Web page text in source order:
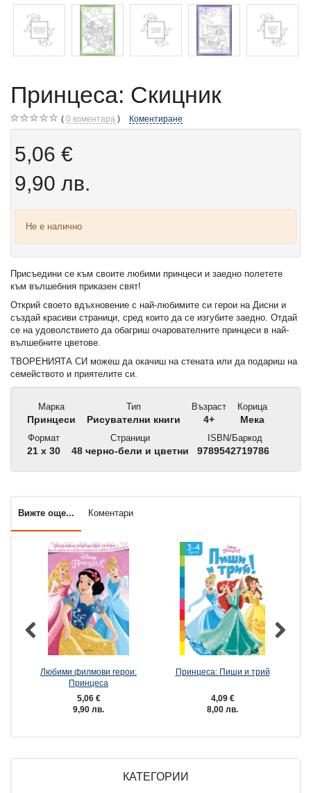
Принцеса: Скицник
0 коментара Коментиране
5,06 €
9,90 лв.
Не е налично
Присъедини се към своите любими принцеси и заедно полетете
към вълшебния приказен свят!
Открий своето вдъхновение с най-любимите си герои на Дисни и
създай красиви страници, сред които да се изгубите заедно. Отдай
се на удоволствието да обагриш очарователните принцеси в най-
вълшебните цветове.
ТВОРЕНИЯТА СИ можеш да окачиш на стената или да подариш на
семейството и приятелите си.
Марка
Принцеси
Тип
Рисувателни книги
Възраст
4+
Корица
Мека
Формат
21 x 30
Страници
48 черно-бели и цветни
ISBN/Баркод
9789542719786
Вижте още... Коментари
Любими филмови герои:
Принцеса
5,06 €
9,90 лв.
Принцеса: Пиши и трий
4,09 €
8,00 лв.
КАТЕГОРИИ